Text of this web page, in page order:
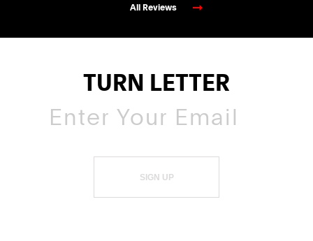
All Reviews
TURN LETTER
SIGN UP